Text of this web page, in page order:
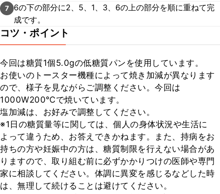
7
6の下の部分に2、5、1、3、6の上の部分を順に重ねて完
成です。
コツ・ポイント
今回は糖質1個5.0gの低糖質パンを使用しています。
お使いのトースター機種によって焼き加減が異なります
ので、様子を見ながらご調整ください。今回は
1000W200℃で焼いています。
塩加減は、お好みで調整してください。
※1日の糖質量等に関しては、個人の身体状況や生活に
よって違うため、お答えできかねます。また、持病をお
持ちの方や妊娠中の方は、糖質制限を行えない場合があ
りますので、取り組む前に必ずかかりつけの医師や専門
家に相談してください。体調に異変を感じるなどした時
は、無理して続けることは避けてください。